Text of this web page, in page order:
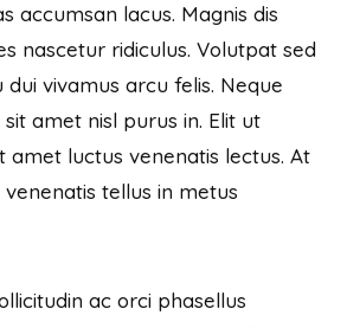
accumsan lacus. Magnis dis
nascetur ridiculus. Volutpat sed
vivamus arcu felis. Neque
amet nisl purus in. Elit ut
amet luctus venenatis lectus. At
tellus in metus
ac orci phasellus